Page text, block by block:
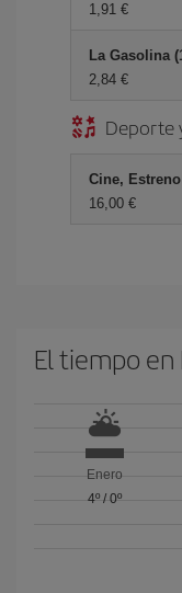
1,91 €
La Gasolina
2,84 €
Deporte
Cine,
16,00 €
El tiempo
Enero
4º/ 0º